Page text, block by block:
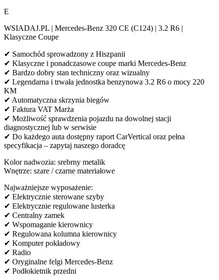
E
WSIADAJ.PL | Mercedes-Benz 320 CE (C124) | 3.2 R6 |
Klasyczne Coupe
✔ Samochód sprowadzony z Hiszpanii
✔ Klasyczne i ponadczasowe coupe marki Mercedes-Benz
✔ Bardzo dobry stan techniczny oraz wizualny
✔ Legendarna i trwała jednostka benzynowa 3.2 R6 o mocy 220
KM
✔ Automatyczna skrzynia biegów
✔ Faktura VAT Marża
✔ Możliwość sprawdzenia pojazdu na dowolnej stacji
diagnostycznej lub w serwisie
✔ Do każdego auta dostępny raport CarVertical oraz pełna
specyfikacja – zapytaj naszego doradcę
Kolor nadwozia: srebrny metalik
Wnętrze: szare / czarne materiałowe
Najważniejsze wyposażenie:
✔ Elektrycznie sterowane szyby
✔ Elektrycznie regulowane lusterka
✔ Centralny zamek
✔ Wspomaganie kierownicy
✔ Regulowana kolumna kierownicy
✔ Komputer pokładowy
✔ Radio
✔ Oryginalne felgi Mercedes-Benz
✔ Podłokietnik przedni